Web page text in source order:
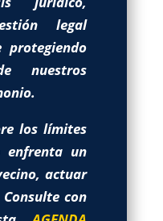
legal
protegiendo
nuestros
los límites
enfrenta un
actuar
con